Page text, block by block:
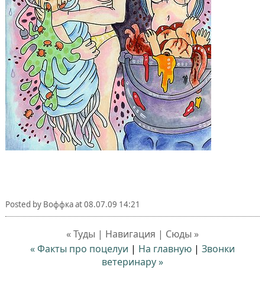
Posted by Воффкаat08.07.09 14:21
« Туды | Навигация | Сюды »
« Факты про поцелуи | На главную | Звонки
ветеринару »